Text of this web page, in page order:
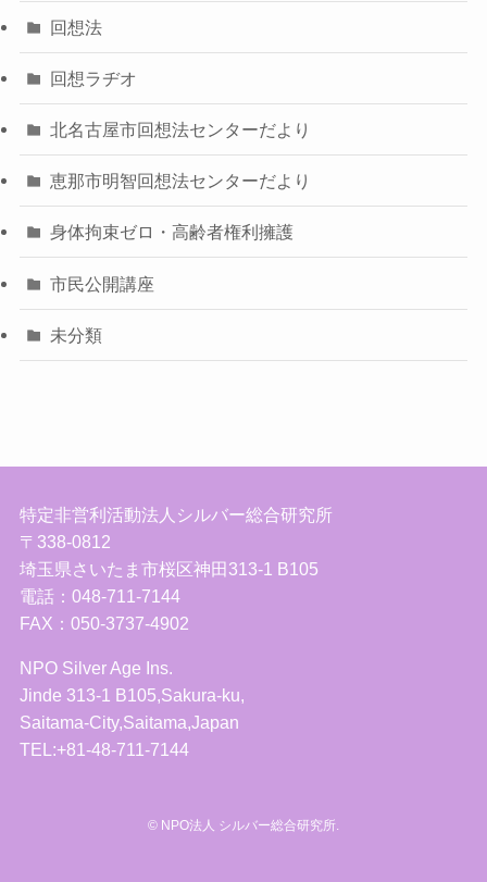
回想法
回想ラヂオ
北名古屋市回想法センターだより
恵那市明智回想法センターだより
身体拘束ゼロ・高齢者権利擁護
市民公開講座
未分類
特定非営利活動法人シルバー総合研究所
〒338-0812
埼玉県さいたま市桜区神田313-1 B105
電話：048-711-7144
FAX：050-3737-4902
NPO Silver Age Ins.
Jinde 313-1 B105,Sakura-ku,
Saitama-City,Saitama,Japan
TEL:+81-48-711-7144
© NPO法人 シルバー総合研究所.